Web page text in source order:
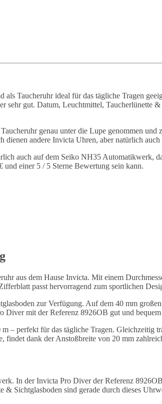
Taucheruhr ideal für das tägliche Tragen
sehr gut. Datum, Leuchtmittel, Taucherlünette
genau unter die Lupe genommen
andere Invicta Uhren, aber natürlich
auch auf dem Seiko NH35 Automatikwerk,
und einer 5 / 5 Sterne Bewertung sein kann.
aus dem Hause Invicta. Mit einem
passt hervorragend zum sportlichen
zur Verfügung. Auf dem 40 mm
mit der Referenz 8926OB gut und
– perfekt für das tägliche Tragen.
findet dank der Anstoßbreite von 20 mm
In der Invicta Pro Diver der Referenz
Sichtglasboden sind gerade durch dieses